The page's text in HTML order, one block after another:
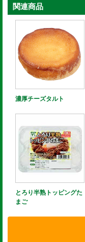
関連商品
濃厚チーズタルト
とろり半熟トッピングた
まご